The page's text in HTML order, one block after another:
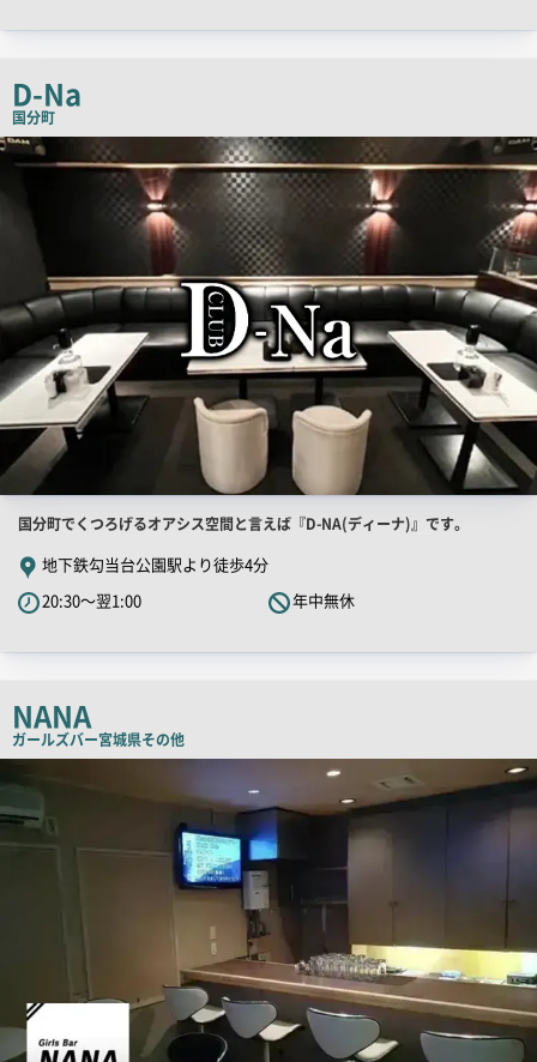
コ
ピ
ー
D-Na
国分町
店
店
舗
PR
キ
コ
ピ
国分町でくつろげるオアシス空間と言えば『D-NA(ディーナ)』です。
地下鉄勾当台公園駅より徒歩4分
20:30～翌1:00
年中無休
NANA
ガールズバー宮城県その他
店
舗
画